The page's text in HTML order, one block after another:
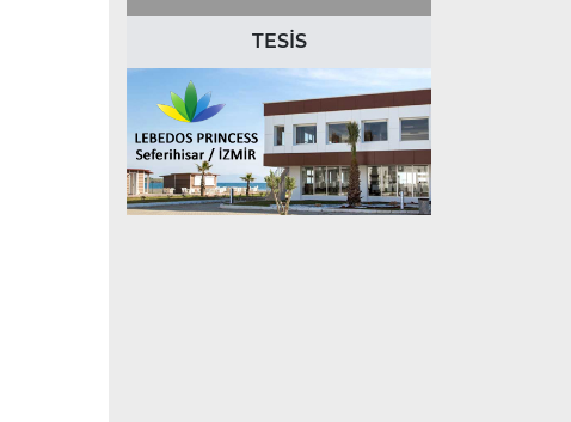
TESİS